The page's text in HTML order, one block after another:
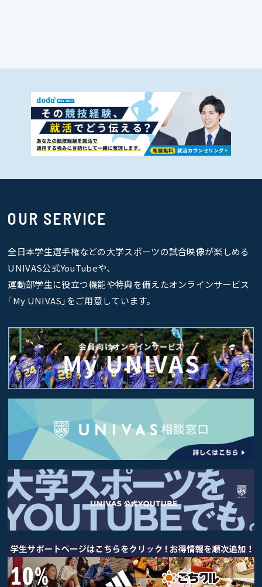
OUR SERVICE
全日本学生選手権などの大学スポーツの試合映像が楽しめる
UNIVAS公式YouTubeや、
運動部学生に役立つ機能や特典を備えたオンラインサービス
｢My UNIVAS｣をご用意しています。